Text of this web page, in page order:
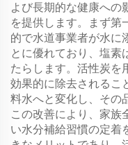
よび長期的な健康への
を提供します。まず第
的で水道事業者が水に
とに優れており、塩素
たらします。活性炭を
効果的に除去されるこ
料水へと変化し、その
この改善により、家族
い水分補給習慣の定着